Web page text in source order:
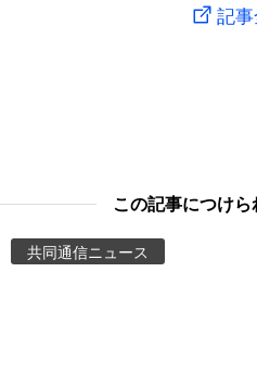
People
記
この記事につけ
共同通信ニュース